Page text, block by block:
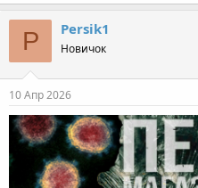
P Persik1
Новичок
10 Апр 2026